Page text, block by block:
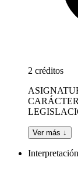
2 créditos
Ver más ↓